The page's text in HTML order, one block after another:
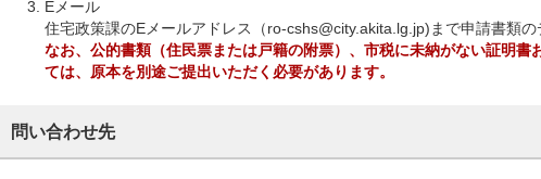
Eメール
住宅政策課のEメールアドレス（ro-cshs@city.akita.lg.jp)まで申請書類の
なお、公的書類（住民票または戸籍の附票）、市税に未納がない証明書
ては、原本を別途ご提出いただく必要があります。
問い合わせ先